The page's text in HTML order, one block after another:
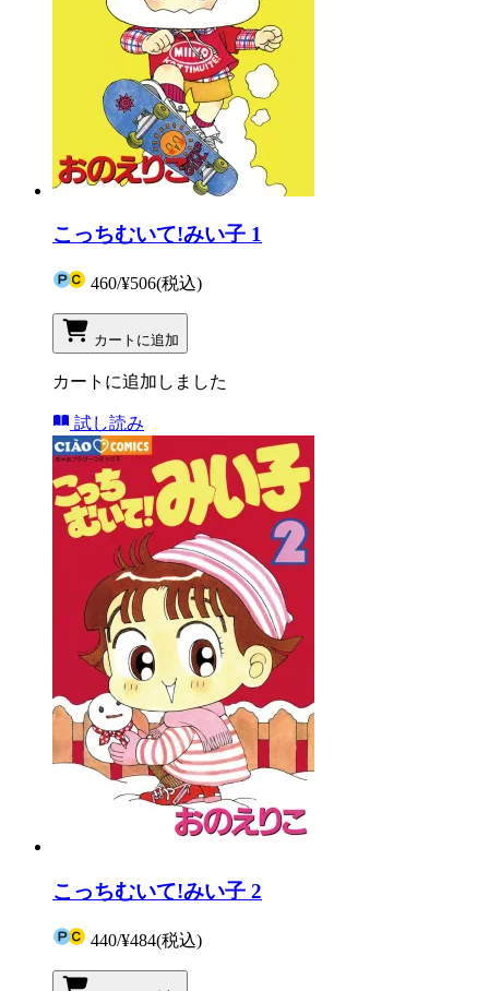
こっちむいて!みい子 1
460/¥506(税込)
カートに追加
カートに追加しました
試し読み
こっちむいて!みい子 2
440/¥484(税込)